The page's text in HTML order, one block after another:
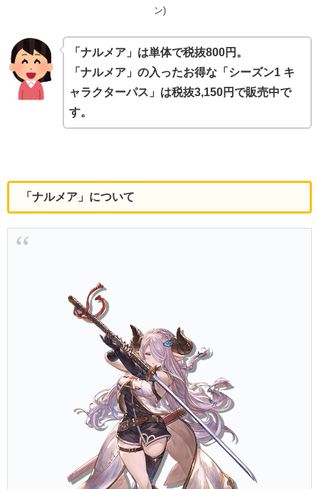
ン)
「ナルメア」は単体で税抜800円。
「ナルメア」の入ったお得な「シーズン1 キ
ャラクターパス」は税抜3,150円で販売中で
す。
「ナルメア」について